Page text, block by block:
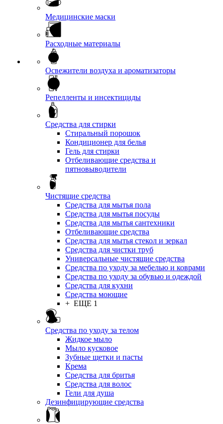
Медицинские маски
Расходные материалы
Освежители воздуха и ароматизаторы
Репелленты и инсектициды
Средства для стирки
Стиральный порошок
Кондиционер для белья
Гель для стирки
Отбеливающие средства и
пятновыводители
Чистящие средства
Средства для мытья пола
Средства для мытья посуды
Средства для мытья сантехники
Отбеливающие средства
Средства для мытья стекол и зеркал
Средства для чистки труб
Универсальные чистящие средства
Средства по уходу за мебелью и коврами
Средства по уходу за обувью и одеждой
Средства для кухни
Средства моющие
+ ЕЩЕ 1
Средства по уходу за телом
Жидкое мыло
Мыло кусковое
Зубные щетки и пасты
Крема
Средства для бритья
Средства для волос
Гели для душа
Дезинфицирующие средства